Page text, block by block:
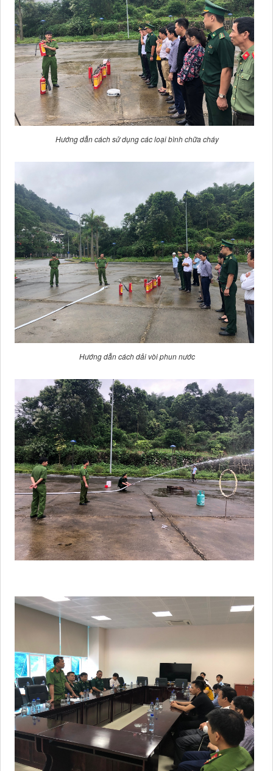
Hướng dẫn cách sử dụng các loại bình chữa cháy
Hướng dẫn cách dải vòi phun nước